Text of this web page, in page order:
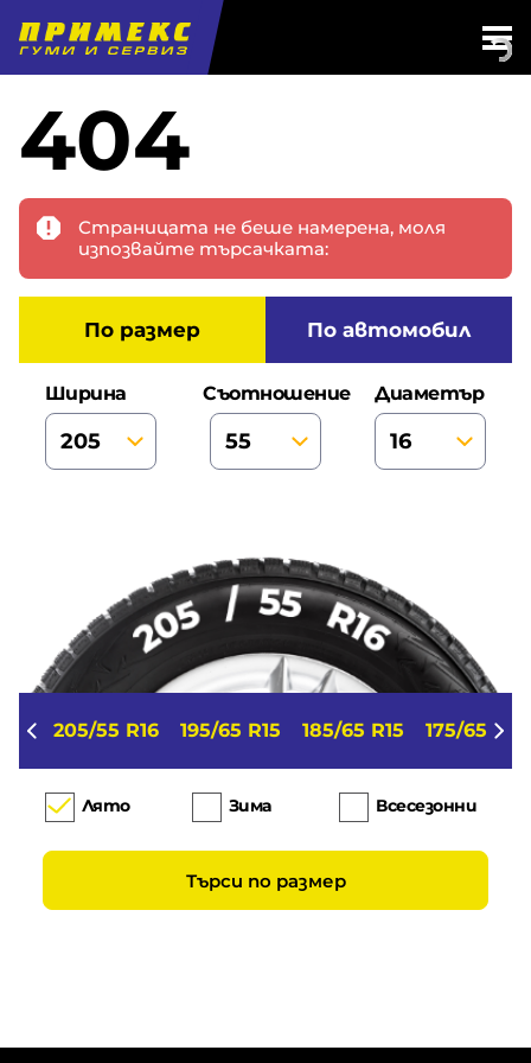
404
Страницата не беше намерена, моля
изпозвайте търсачката:
по размер по автомобил
Ширина Съотношение Диаметър
205/55 R16 195/65 R15 185/65 R15 175/65 R14
Лято Зима Всесезонни
Търси по размер